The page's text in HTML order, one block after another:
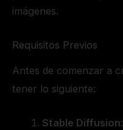
imágenes.
Requisitos Previos
Antes de comenzar a
tener lo siguiente:
Stable Diffusion